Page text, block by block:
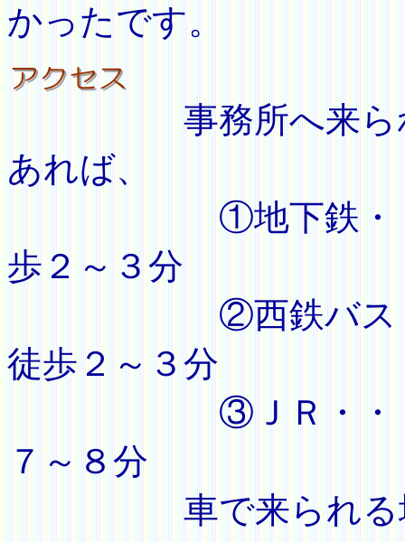
かったです。
事務所へ来られる
あれば、
①地下鉄・・・「
歩２～３分
②西鉄バス・・・
徒歩２～３分
③ＪＲ・・・「Ｊ
７～８分
車で来られる場合